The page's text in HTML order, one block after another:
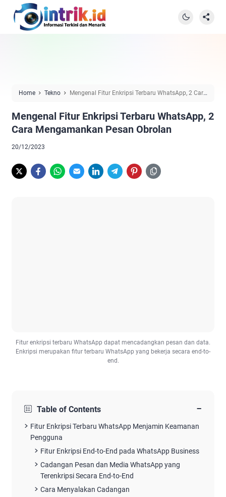
Home Tekno
Mengenal Fitur Enkripsi Terbaru WhatsApp, 2 Cara
Mengenal Fitur Enkripsi Terbaru WhatsApp, 2
Cara Mengamankan Pesan Obrolan
20/12/2023
Fitur enkripsi terbaru WhatsApp dapat mencadangkan pesan dan data.
Enkripsi merupakan fitur terbaru WhatsApp yang bekerja secara end-to-
end.
Table of Contents −
Fitur Enkripsi Terbaru WhatsApp Menjamin Keamanan
Pengguna
Fitur Enkripsi End-to-End pada WhatsApp Business
Cadangan Pesan dan Media WhatsApp yang
Terenkripsi Secara End-to-End
Cara Menyalakan Cadangan